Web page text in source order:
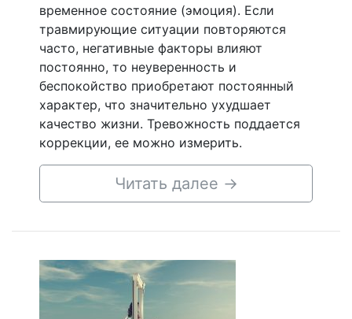
временное состояние (эмоция). Если
травмирующие ситуации повторяются
часто, негативные факторы влияют
постоянно, то неуверенность и
беспокойство приобретают постоянный
характер, что значительно ухудшает
качество жизни. Тревожность поддается
коррекции, ее можно измерить.
Читать далее →